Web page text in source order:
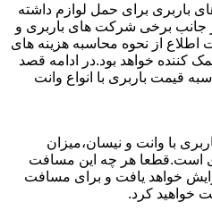
باربری برای حمل لوازم داشته
جانب برخی شرکت های باربری و
اطلاع از نحوه محاسبه هزینه های
کننده خواهد بود.در ادامه قصد
قیمت باربری با انواع وانت
با وانت و نیسان،میزان
است.قطعا هر چه این مسافت
خواهد یافت و برای مسافت
خواهید کرد.